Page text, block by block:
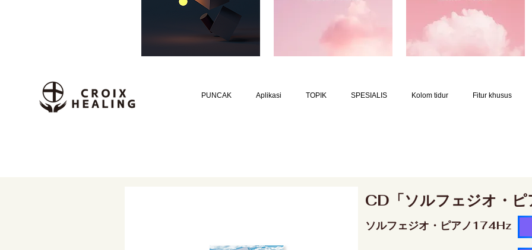
PUNCAK Aplikasi TOPIK SPESIALIS Kolom tidur Fitur khusus
CD「ソルフェジオ・
ソルフェジオ・ピアノ174Hz